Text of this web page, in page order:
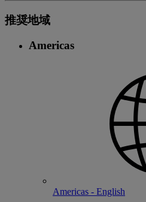
推奨地域
Americas
Americas - English